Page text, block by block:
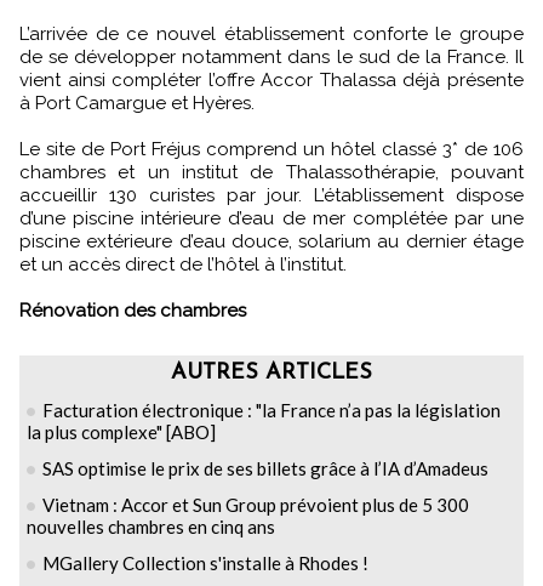
L’arrivée de ce nouvel établissement conforte le groupe
de se développer notamment dans le sud de la France. Il
vient ainsi compléter l’offre Accor Thalassa déjà présente
à Port Camargue et Hyères.
Le site de Port Fréjus comprend un hôtel classé 3* de 106
chambres et un institut de Thalassothérapie, pouvant
accueillir 130 curistes par jour. L’établissement dispose
d’une piscine intérieure d’eau de mer complétée par une
piscine extérieure d’eau douce, solarium au dernier étage
et un accès direct de l’hôtel à l’institut.
Rénovation des chambres
AUTRES ARTICLES
Facturation électronique : "la France n’a pas la législation
la plus complexe" [ABO]
SAS optimise le prix de ses billets grâce à l’IA d’Amadeus
Vietnam : Accor et Sun Group prévoient plus de 5 300
nouvelles chambres en cinq ans
MGallery Collection s'installe à Rhodes !